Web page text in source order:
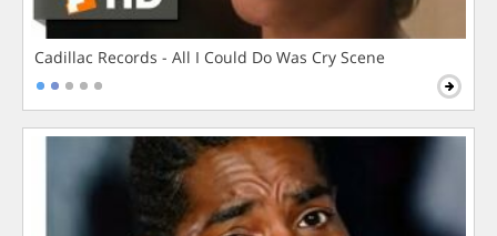
Cadillac Records - All I Could Do Was Cry Scene